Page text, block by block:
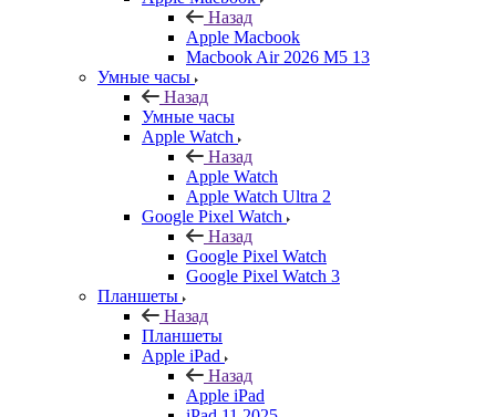
Назад
Apple Macbook
Macbook Air 2026 M5 13
Умные часы
Назад
Умные часы
Apple Watch
Назад
Apple Watch
Apple Watch Ultra 2
Google Pixel Watch
Назад
Google Pixel Watch
Google Pixel Watch 3
Планшеты
Назад
Планшеты
Apple iPad
Назад
Apple iPad